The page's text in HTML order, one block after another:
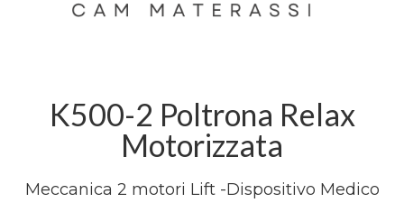
K500-2 Poltrona Relax
Motorizzata
Meccanica 2 motori Lift -Dispositivo Medico